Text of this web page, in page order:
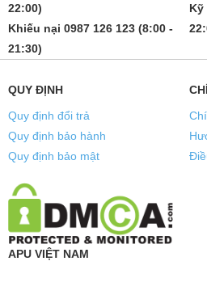
22:00)
Khiếu nại 0987 126 123 (8:00 -
21:30)
Kỹ
QUY ĐỊNH
Quy định đổi trả
Quy định bảo hành
Quy định bảo mật
APU VIỆT NAM